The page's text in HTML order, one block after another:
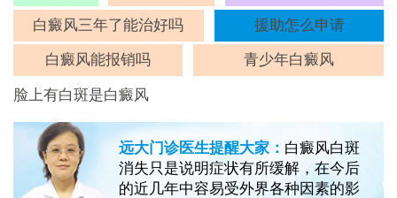
斑
白癜风三年了能治好吗 援助怎么申请
白癜风能报销吗 青少年白癜风
脸上有白斑是白癜风
远大门诊医生提醒大家： 白癜风白斑
消失只是说明症状有所缓解，在今后
的近几年中容易受外界各种因素的影